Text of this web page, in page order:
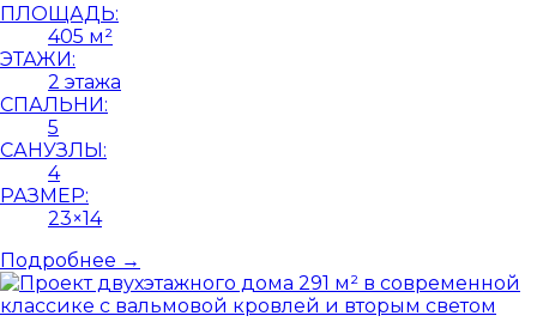
ПЛОЩАДЬ:
405 м²
ЭТАЖИ:
2 этажа
СПАЛЬНИ:
5
САНУЗЛЫ:
4
РАЗМЕР:
23×14
Подробнее →